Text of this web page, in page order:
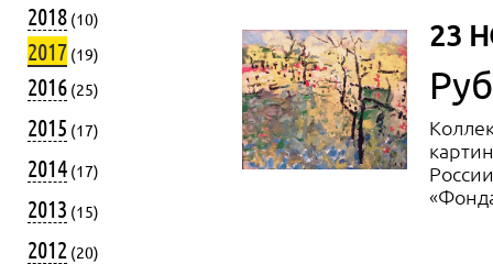
2018 (10)
2017 (19)
2016 (25)
2015 (17)
2014 (17)
2013 (15)
2012 (20)
23